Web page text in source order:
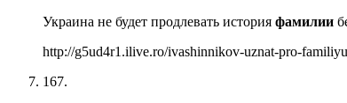
Украина не будет продлевать история фамилии
http://g5ud4r1.ilive.ro/ivashinnikov-uznat-pro-
167.